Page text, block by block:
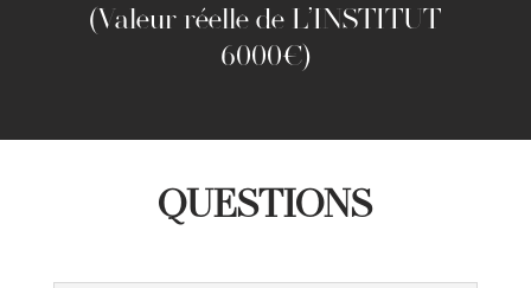
(Valeur réelle de L’INSTITUT
6000€)
QUESTIONS